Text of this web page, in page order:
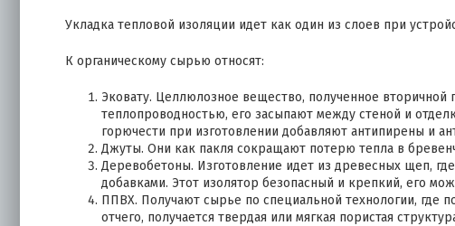
Укладка тепловой изоляции идет как один из слоев при
К органическому сырью относят:
Эковату. Целлюлозное вещество, полученное вторичной
теплопроводностью, его засыпают между стеной и
горючести при изготовлении добавляют антипирены и
Джуты. Они как пакля сокращают потерю тепла в
Деревобетоны. Изготовление идет из древесных щеп,
добавками. Этот изолятор безопасный и крепкий, его
ППВХ. Получают сырье по специальной технологии, где
отчего, получается твердая или мягкая пористая